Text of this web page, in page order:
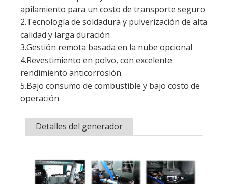
rendimiento anticorrosión.
5.Bajo consumo de combustible y bajo costo de
operación
Detalles del generador